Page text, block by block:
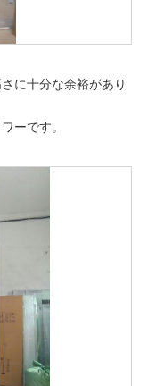
に十分な余裕があり
ーです。